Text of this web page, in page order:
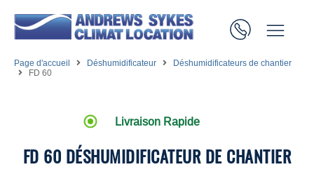
Page d'accueil Déshumidificateur
Déshumidificateurs de chantier
FD 60
Livraison Rapide
FD 60 DÉSHUMIDIFICATEUR DE CHANTIER